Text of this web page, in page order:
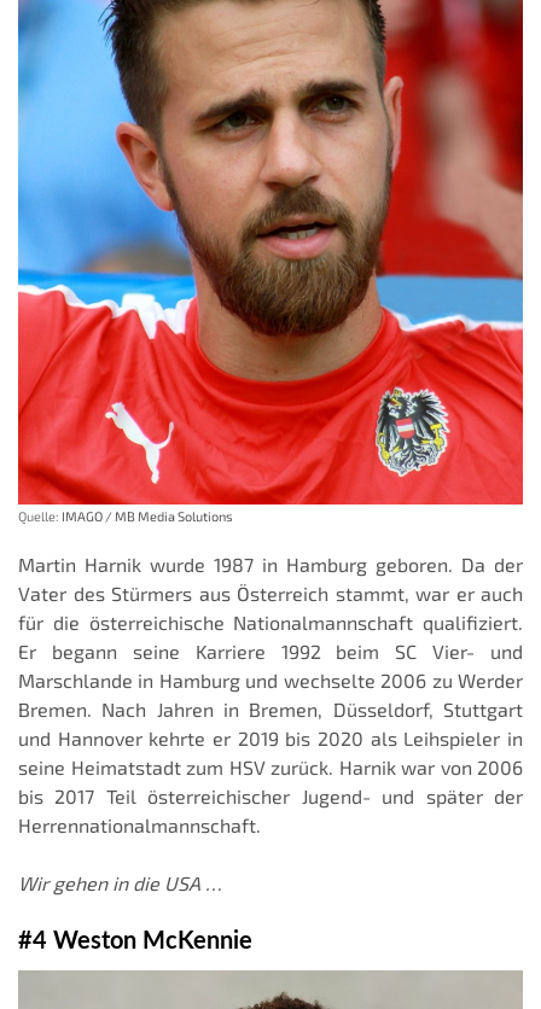
Quelle: IMAGO / MB Media Solutions
Martin Harnik wurde 1987 in Hamburg geboren. Da der
Vater des Stürmers aus Österreich stammt, war er auch
für die österreichische Nationalmannschaft qualifiziert.
Er begann seine Karriere 1992 beim SC Vier- und
Marschlande in Hamburg und wechselte 2006 zu Werder
Bremen. Nach Jahren in Bremen, Düsseldorf, Stuttgart
und Hannover kehrte er 2019 bis 2020 als Leihspieler in
seine Heimatstadt zum HSV zurück. Harnik war von 2006
bis 2017 Teil österreichischer Jugend- und später der
Herrennationalmannschaft.
Wir gehen in die USA …
#4 Weston McKennie